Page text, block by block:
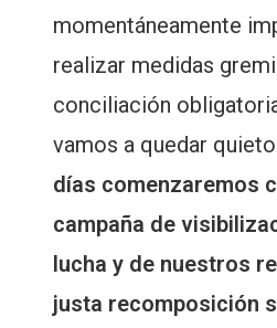
momentáneamente
realizar medidas
conciliación
vamos a quedar
días comenzaremos
campaña de
lucha y de nuestros
justa recomposición